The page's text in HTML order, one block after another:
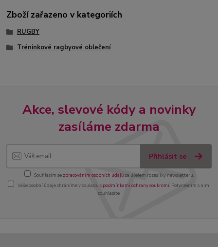
Zboží zařazeno v kategoriích
RUGBY
Tréninkové ragbyové oblečení
Akce, slevové kódy a novinky
zasíláme zdarma
Přihlásit se
Souhlasím se zpracováním osobních údajůza účelem rozesílky newsletteru.
Vaše osobní údaje chráníme v souladu s podmínkami ochrany soukromí. Potvrzením s nimi
souhlasíte.